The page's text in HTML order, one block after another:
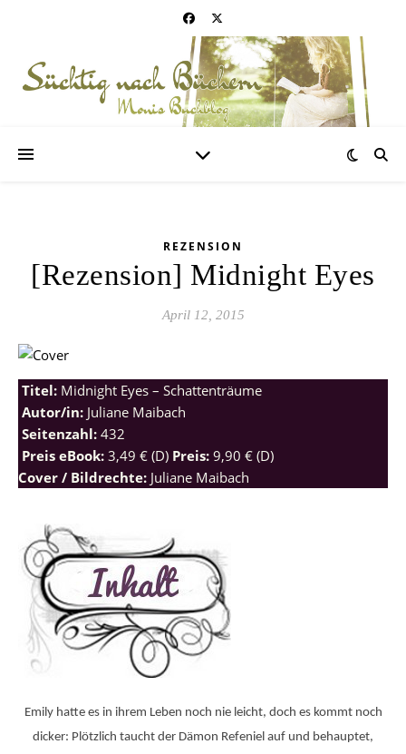
REZENSION
[Rezension] Midnight Eyes
April 12, 2015
Titel: Midnight Eyes – Schattenträume
Autor/in: Juliane Maibach
Seitenzahl: 432
Preis eBook: 3,49 € (D) Preis: 9,90 € (D)
Cover / Bildrechte: Juliane Maibach
Emily hatte es in ihrem Leben noch nie leicht, doch es kommt noch
dicker: Plötzlich taucht der Dämon Refeniel auf und behauptet,